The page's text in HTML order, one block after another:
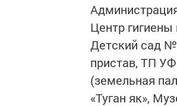
Центр
Детский сад
пристав, ТП
(земельная
«Туган як»,